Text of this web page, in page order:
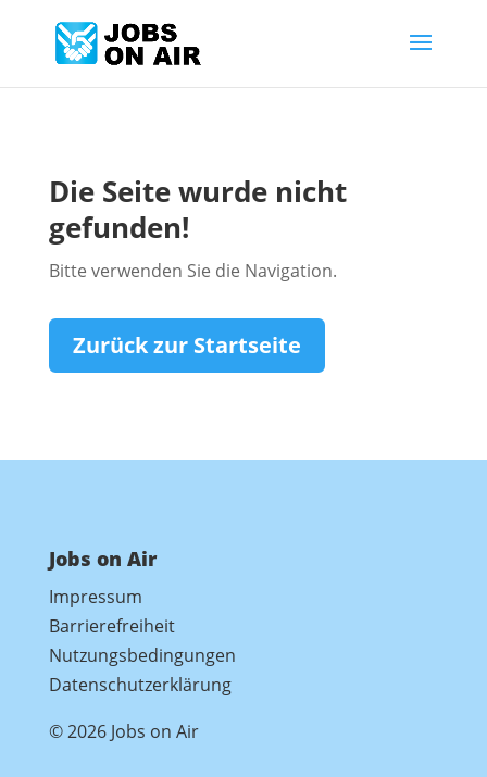
Die Seite wurde nicht
gefunden!
Bitte verwenden Sie die Navigation.
Zurück zur Startseite
Jobs on Air
Impressum
Barrierefreiheit
Nutzungsbedingungen
Datenschutzerklärung
© 2026 Jobs on Air